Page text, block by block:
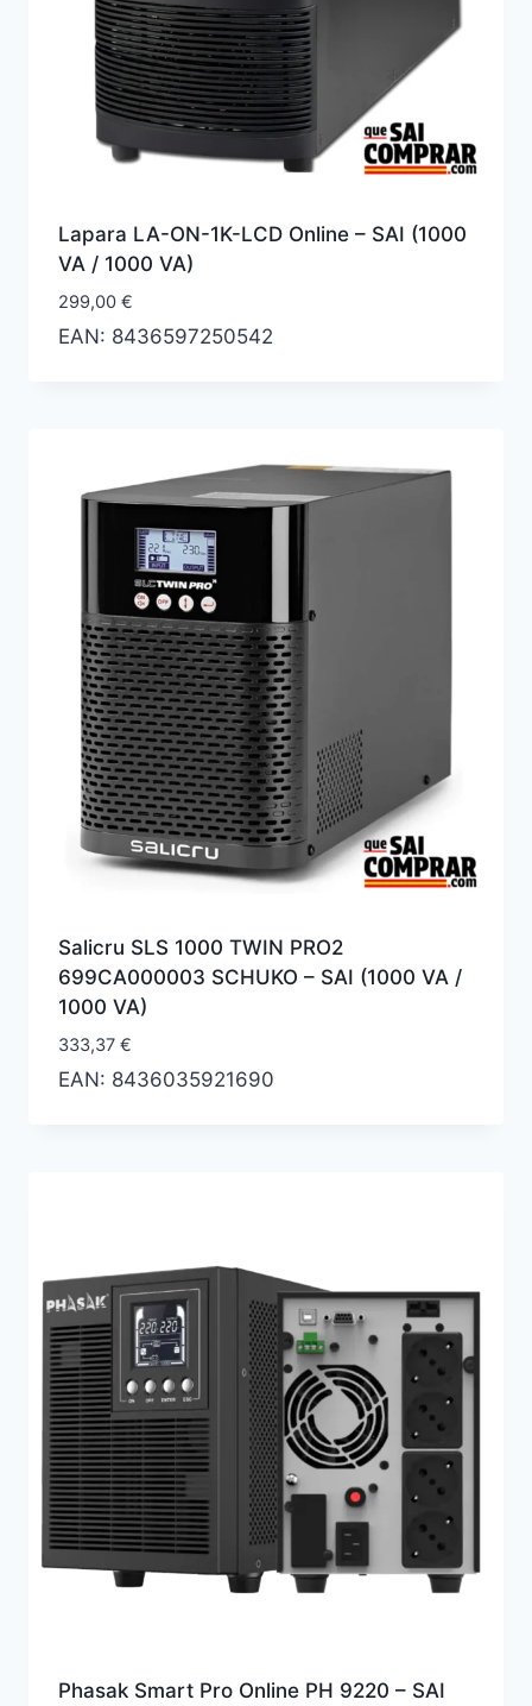
Lapara LA-ON-1K-LCD Online – SAI (1000
VA / 1000 VA)
299,00 €
EAN: 8436597250542
Salicru SLS 1000 TWIN PRO2
699CA000003 SCHUKO – SAI (1000 VA /
1000 VA)
333,37 €
EAN: 8436035921690
Phasak Smart Pro Online PH 9220 – SAI